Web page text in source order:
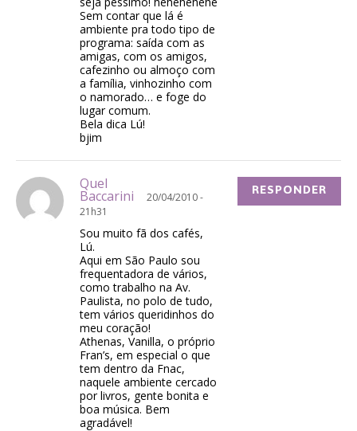
Sem contar que lá é
ambiente pra todo tipo de
programa: saída com as
amigas, com os amigos,
cafezinho ou almoço com
a família, vinhozinho com
o namorado… e foge do
lugar comum.
Bela dica Lú!
bjim
Quel
Baccarini
20/04/2010 -
21h31
Sou muito fã dos cafés,
Lú.
Aqui em São Paulo sou
frequentadora de vários,
como trabalho na Av.
Paulista, no polo de tudo,
tem vários queridinhos do
meu coração!
Athenas, Vanilla, o próprio
Fran’s, em especial o que
tem dentro da Fnac,
naquele ambiente cercado
por livros, gente bonita e
boa música. Bem
agradável!
RESPONDER